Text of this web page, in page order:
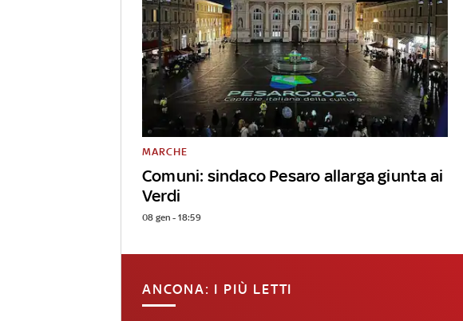
Comuni: sindaco Pesaro allarga giunta ai
Verdi
MARCHE
08 gen - 18:59
ANCONA: I PIÙ LETTI